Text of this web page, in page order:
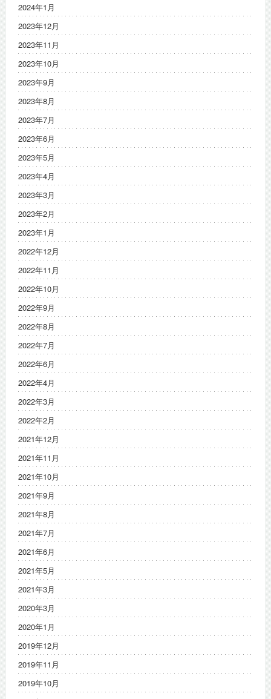
2024年1月
2023年12月
2023年11月
2023年10月
2023年9月
2023年8月
2023年7月
2023年6月
2023年5月
2023年4月
2023年3月
2023年2月
2023年1月
2022年12月
2022年11月
2022年10月
2022年9月
2022年8月
2022年7月
2022年6月
2022年4月
2022年3月
2022年2月
2021年12月
2021年11月
2021年10月
2021年9月
2021年8月
2021年7月
2021年6月
2021年5月
2021年3月
2020年3月
2020年1月
2019年12月
2019年11月
2019年10月